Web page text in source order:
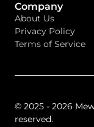
Company
About Us
Privacy Policy
Terms of Service
© 2025 - 2026
reserved.